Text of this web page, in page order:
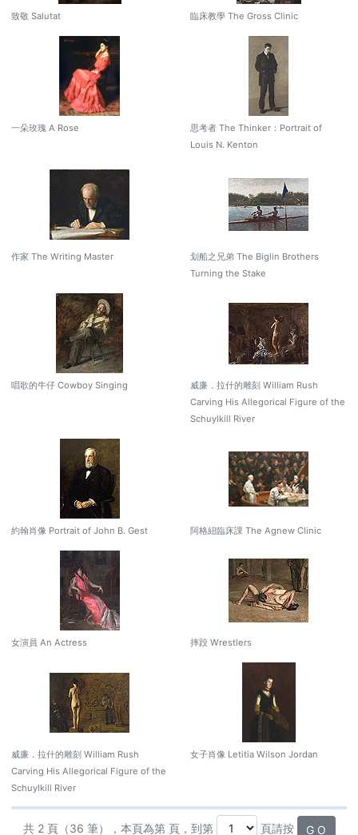
致敬 Salutat 臨床教學 The Gross Clinic
一朵玫瑰 A Rose
思考者 The Thinker：Portrait of
Louis N. Kenton
作家 The Writing Master
划船之兄弟 The Biglin Brothers
Turning the Stake
唱歌的牛仔 Cowboy Singing
威廉．拉什的雕刻 William Rush
Carving His Allegorical Figure of the
Schuylkill River
約翰肖像 Portrait of John B. Gest 阿格紐臨床課 The Agnew Clinic
女演員 An Actress 摔跤 Wrestlers
威廉．拉什的雕刻 William Rush
Carving His Allegorical Figure of the
Schuylkill River
女子肖像 Letitia Wilson Jordan
共 2 頁（36 筆），本頁為第 頁，到第 頁請按 G O